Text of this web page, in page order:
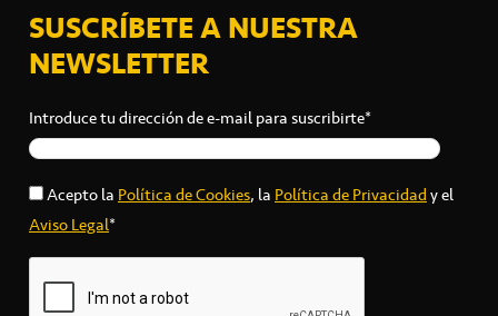
SUSCRÍBETE A NUESTRA
NEWSLETTER
Introduce tu dirección de e-mail para suscribirte*
Acepto la Política de Cookies, la Política de Privacidady el
Aviso Legal*